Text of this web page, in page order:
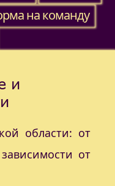
на команду
и
области: от
от